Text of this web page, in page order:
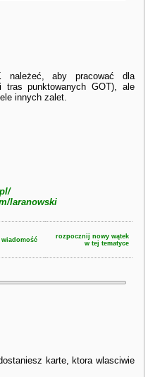
należeć, aby pracować dla
tras punktowanych GOT), ale
innych zalet.
laranowski
rozpocznij nowy wątek
w tej tematyce
karte, ktora wlasciwie